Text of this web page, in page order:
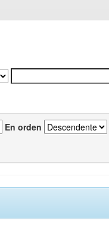
En orden